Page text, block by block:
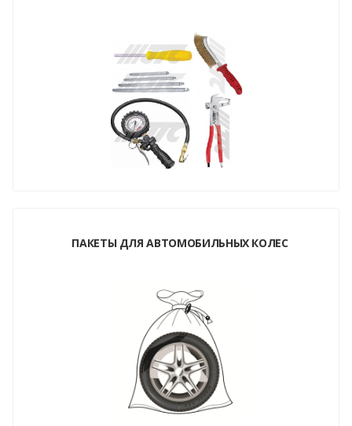
ПАКЕТЫ ДЛЯ АВТОМОБИЛЬНЫХ КОЛЕС